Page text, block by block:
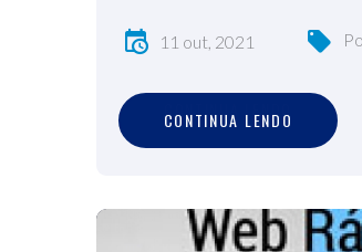
11 out, 2021
CONTINUA LENDO